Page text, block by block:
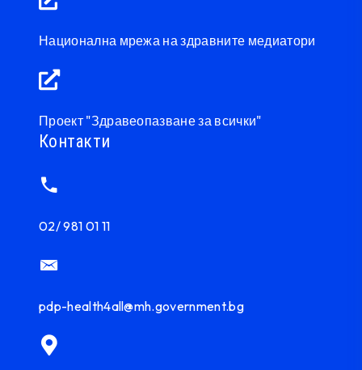
Национална мрежа на здравните медиатори
Проект "Здравеопазване за всички"
Контакти
02/ 981 01 11
pdp-health4all@mh.government.bg